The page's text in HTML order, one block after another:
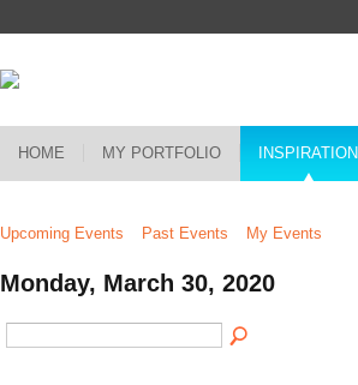
HOME MY PORTFOLIO INSPIRATION
Upcoming Events Past Events My Events
Monday, March 30, 2020